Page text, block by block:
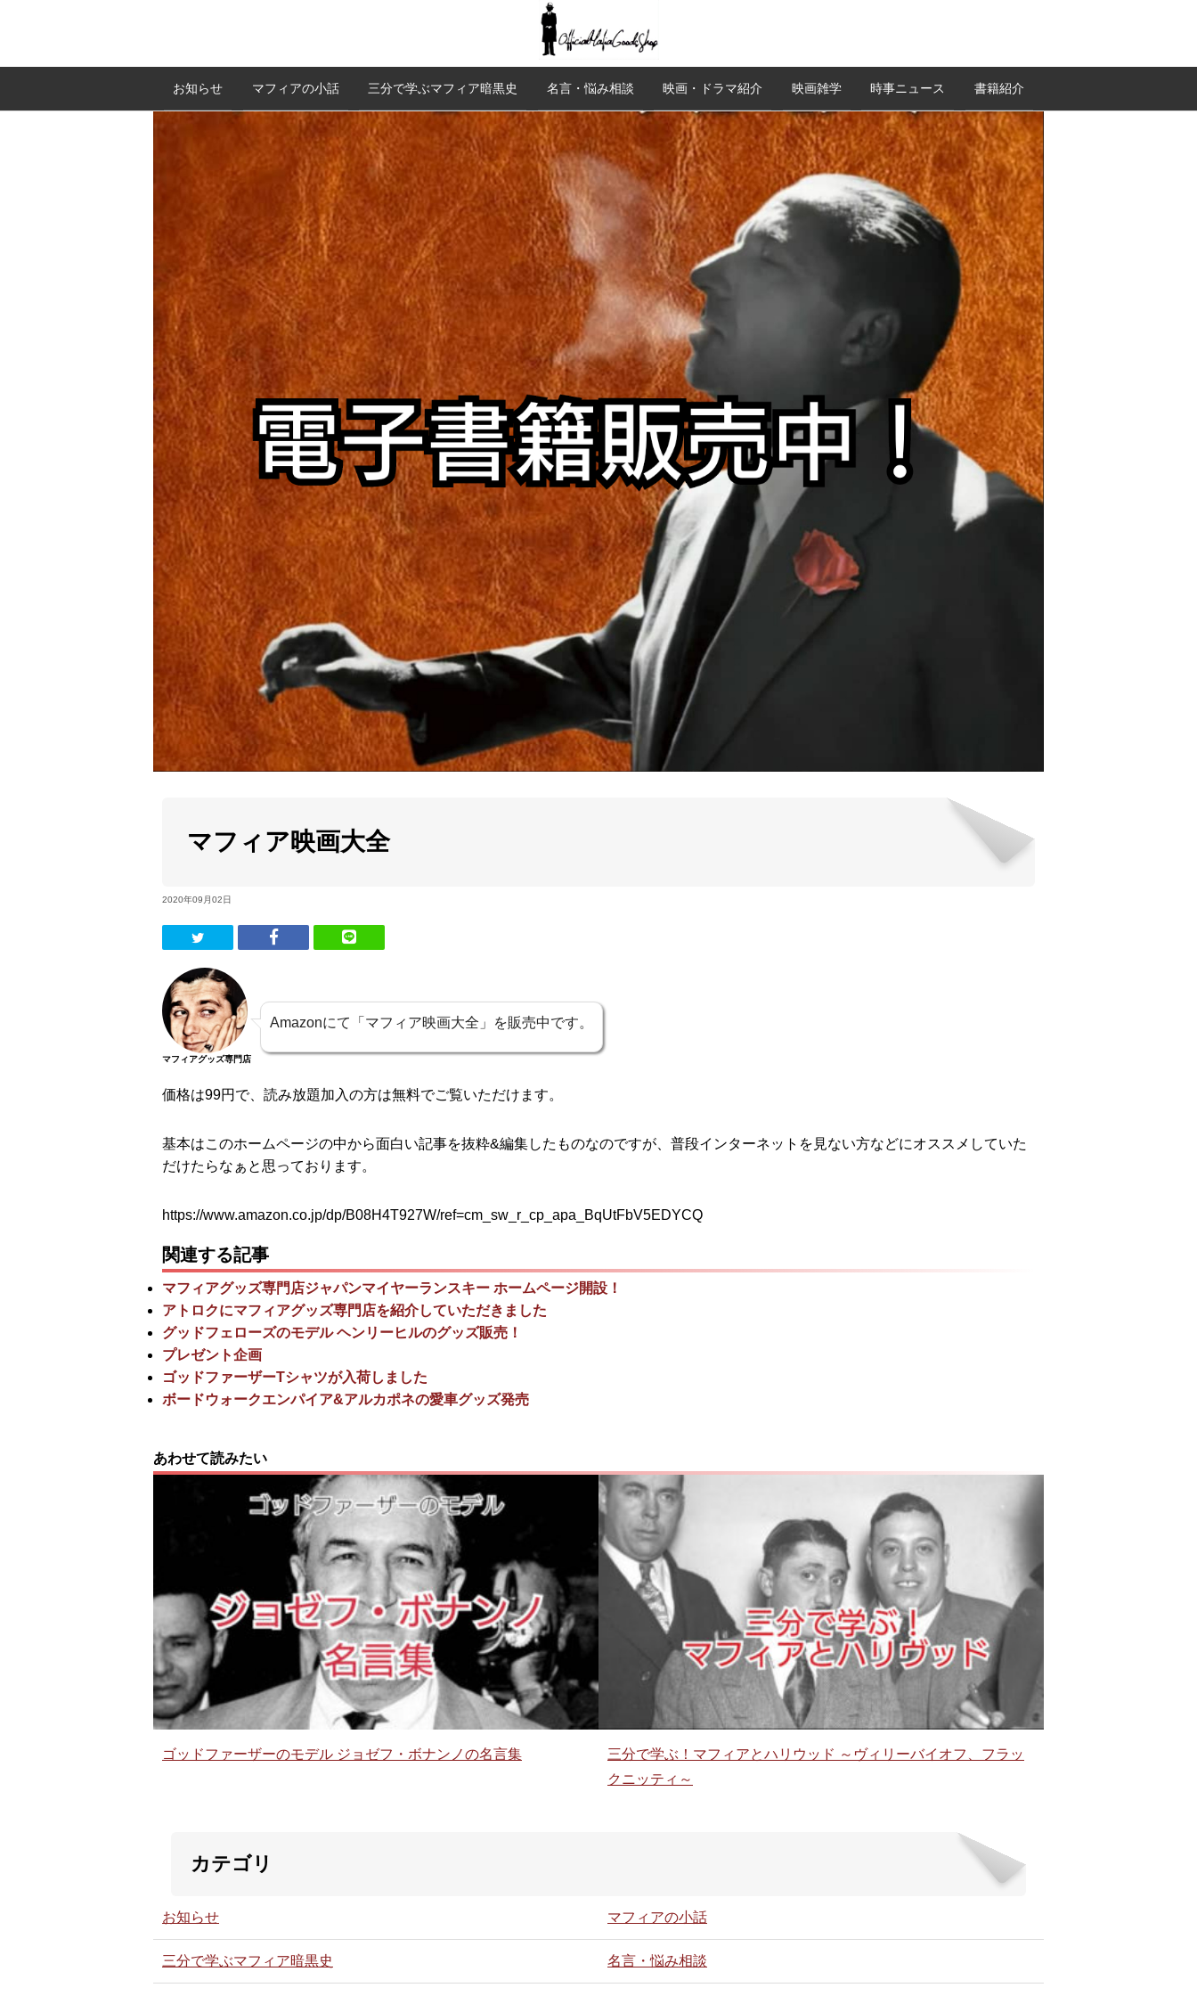
お知らせ マフィアの小話 三分で学ぶマフィア暗黒史 名言・悩み相談 映画・ドラマ紹介 映画雑学 時事ニュース 書籍紹介
マフィア映画大全
2020年09月02日
マフィアグッズ専門店
Amazonにて「マフィア映画大全」を販売中です。
価格は99円で、読み放題加入の方は無料でご覧いただけます。
基本はこのホームページの中から面白い記事を抜粋&編集したものなのですが、普段インターネットを見ない方などにオススメしていた
だけたらなぁと思っております。
https://www.amazon.co.jp/dp/B08H4T927W/ref=cm_sw_r_cp_apa_BqUtFbV5EDYCQ
関連する記事
マフィアグッズ専門店ジャパンマイヤーランスキー ホームページ開設！
アトロクにマフィアグッズ専門店を紹介していただきました
グッドフェローズのモデル ヘンリーヒルのグッズ販売！
プレゼント企画
ゴッドファーザーTシャツが入荷しました
ボードウォークエンパイア&アルカポネの愛車グッズ発売
あわせて読みたい
ゴッドファーザーのモデル ジョゼフ・ボナンノの名言集
三分で学ぶ！マフィアとハリウッド ～ヴィリーバイオフ、フラッ
クニッティ～
カテゴリ
お知らせ マフィアの小話
三分で学ぶマフィア暗黒史 名言・悩み相談